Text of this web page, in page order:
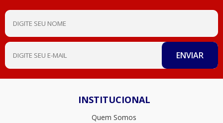
INSTITUCIONAL
Quem Somos